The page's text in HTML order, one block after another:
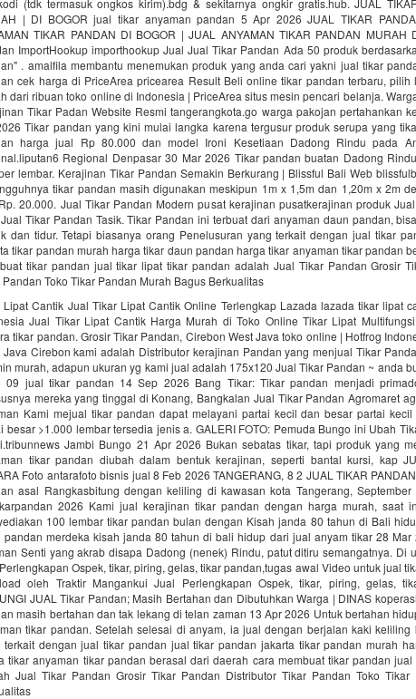
(tdk termasuk ongkos kirim).bdg & sekitarnya ongkir gratis.hub. JUAL
| DI BOGOR jual tikar anyaman pandan 5 Apr 2026 JUAL TIKAR
TIKAR PANDAN DI BOGOR | JUAL ANYAMAN TIKAR PANDAN MURAH
ImportHookup importhookup Jual Jual Tikar Pandan Ada 50 produk
. amalfila membantu menemukan produk yang anda cari yakni jual tikar
cek harga di PriceArea pricearea Result Beli online tikar pandan terbaru, pilih
dari ribuan toko online di Indonesia | PriceArea situs mesin pencari belanja.
Tikar Padan Website Resmi tangerangkota.go warga pakojan pertahankan
Tikar pandan yang kini mulai langka karena tergusur produk serupa yang
harga jual Rp 80.000 dan model Ironi Kesetiaan Dadong Rindu pada
Regional Denpasar 30 Mar 2026 Tikar pandan buatan Dadong
lembar. Kerajinan Tikar Pandan Semakin Berkurang | Blissful Bali Web
tikar pandan masih digunakan meskipun 1m x 1,5m dan 1,20m x 2m
20.000. Jual Tikar Pandan Modern pusat kerajinan pusatkerajinan produk
Tikar Pandan Tasik. Tikar Pandan ini terbuat dari anyaman daun pandan,
dan tidur. Tetapi biasanya orang Penelusuran yang terkait dengan jual tikar
tikar pandan murah harga tikar daun pandan harga tikar anyaman tikar pandan
tikar pandan jual tikar lipat tikar pandan adalah Jual Tikar Pandan Grosir
Pandan Toko Tikar Pandan Murah Bagus Berkualitas
Lipat Cantik Jual Tikar Lipat Cantik Online Terlengkap Lazada lazada tikar lipat
Jual Tikar Lipat Cantik Harga Murah di Toko Online Tikar Lipat
tikar pandan. Grosir Tikar Pandan, Cirebon West Java toko online | Hotfrog
Java Cirebon kami adalah Distributor kerajinan Pandan yang menjual Tikar
murah, adapun ukuran yg kami jual adalah 175x120 Jual Tikar Pandan ~ anda
09 jual tikar pandan 14 Sep 2026 Bang Tikar: Tikar pandan menjadi
mereka yang tinggal di Konang, Bangkalan Jual Tikar Pandan Agromaret
Kami mejual tikar pandan dapat melayani partai kecil dan besar partai
besar >1.000 lembar tersedia jenis a. GALERI FOTO: Pemuda Bungo ini Ubah
Jambi Bungo 21 Apr 2026 Bukan sebatas tikar, tapi produk yang
tikar pandan diubah dalam bentuk kerajinan, seperti bantal kursi, kap
Foto antarafoto bisnis jual 8 Feb 2026 TANGERANG, 8 2 JUAL TIKAR
asal Rangkasbitung dengan keliling di kawasan kota Tangerang, September
2026 Kami jual kerajinan tikar pandan dengan harga murah, saat
100 lembar tikar pandan bulan dengan Kisah janda 80 tahun di Bali
pandan merdeka kisah janda 80 tahun di bali hidup dari jual anyam tikar 28 Mar
Senti yang akrab disapa Dadong (nenek) Rindu, patut ditiru semangatnya. Di
Ospek, tikar, piring, gelas, tikar pandan,tugas awal Video untuk jual
oleh Traktir Mangankui Jual Perlengkapan Ospek, tikar, piring, gelas,
JUAL Tikar Pandan; Masih Bertahan dan Dibutuhkan Warga | DINAS
masih bertahan dan tak lekang di telan zaman 13 Apr 2026 Untuk bertahan
tikar pandan. Setelah selesai di anyam, ia jual dengan berjalan kaki keliling
terkait dengan jual tikar pandan jual tikar pandan jakarta tikar pandan murah
tikar anyaman tikar pandan berasal dari daerah cara membuat tikar pandan
Jual Tikar Pandan Grosir Tikar Pandan Distributor Tikar Pandan Toko Tikar